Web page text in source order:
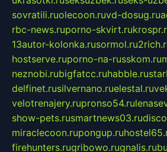
sovratili.ruolecoon.ruvd-dosug.ru
rbc-news.ruporno-skvirt.ru
13autor-kolonka.rusormol.ru
hostserve.ruporno-na-russkom.ru
neznobi.rubigfatcc.ruhabble.ru
delfinet.rusilvernano.ruelestal.ru
velotrenajery.rupronso54.ru
show-pets.rusmartnews03.ru
miraclecoon.rupongup.ru
firehunters.rugribowo.rugnalis.ru